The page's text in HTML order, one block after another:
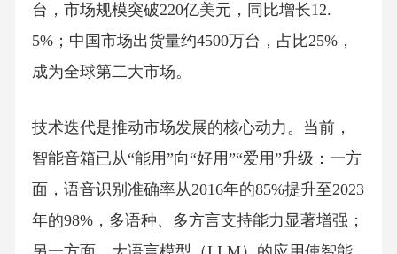
台，市场规模突破220亿美元，同比增长12.
5%；中国市场出货量约4500万台，占比25%，
成为全球第二大市场。
技术迭代是推动市场发展的核心动力。当前，
智能音箱已从“能用”向“好用”“爱用”升级：一方
面，语音识别准确率从2016年的85%提升至2023
年的98%，多语种、多方言支持能力显著增强；